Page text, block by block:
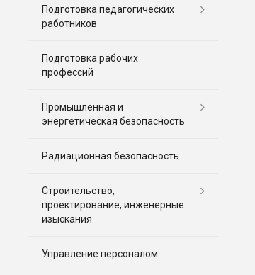
Подготовка педагогических
работников
Подготовка рабочих
профессий
Промышленная и
энергетическая безопасность
Радиационная безопасность
Строительство,
проектирование, инженерные
изыскания
Управление персоналом